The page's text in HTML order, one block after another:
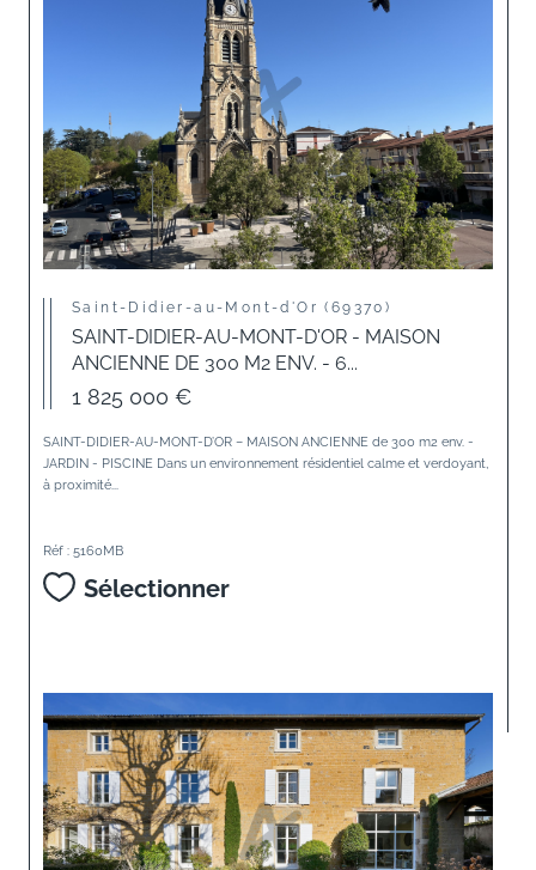
Saint-Didier-au-Mont-d'Or (69370)
SAINT-DIDIER-AU-MONT-D'OR - MAISON
ANCIENNE DE 300 M2 ENV. - 6...
1 825 000 €
SAINT-DIDIER-AU-MONT-D’OR – MAISON ANCIENNE de 300 m2 env. -
JARDIN - PISCINE Dans un environnement résidentiel calme et verdoyant,
à proximité...
Réf : 5160MB
Sélectionner